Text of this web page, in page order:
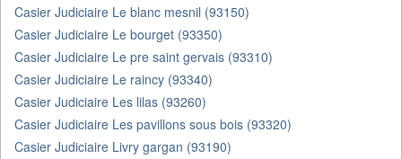
Casier Judiciaire Le blanc mesnil (93150)
Casier Judiciaire Le bourget (93350)
Casier Judiciaire Le pre saint gervais (93310)
Casier Judiciaire Le raincy (93340)
Casier Judiciaire Les lilas (93260)
Casier Judiciaire Les pavillons sous bois (93320)
Casier Judiciaire Livry gargan (93190)